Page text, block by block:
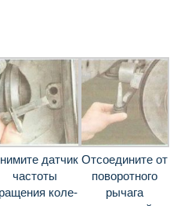
датчик
частоты
коле­
Отсоедините от
поворотного
рычага